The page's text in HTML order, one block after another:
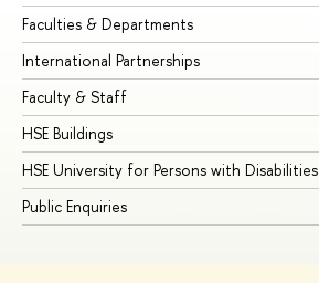
Faculties & Departments
International Partnerships
Faculty & Staff
HSE Buildings
HSE University for Persons with Disabilities
Public Enquiries